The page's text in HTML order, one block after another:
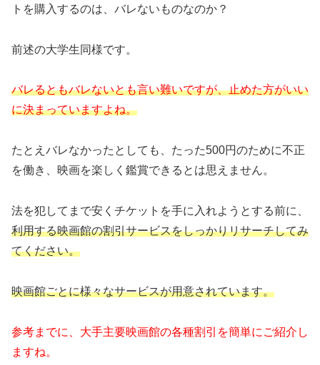
トを購入するのは、バレないものなのか？
前述の大学生同様です。
バレるともバレないとも言い難いですが、止めた方がいい
に決まっていますよね。
たとえバレなかったとしても、たった500円のために不正
を働き、映画を楽しく鑑賞できるとは思えません。
法を犯してまで安くチケットを手に入れようとする前に、
利用する映画館の割引サービスをしっかりリサーチしてみ
てください。
映画館ごとに様々なサービスが用意されています。
参考までに、大手主要映画館の各種割引を簡単にご紹介し
ますね。